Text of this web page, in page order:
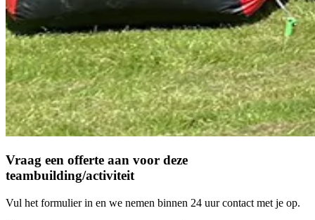
Vraag een offerte aan voor deze
teambuilding/activiteit
Vul het formulier in en we nemen binnen 24 uur contact met je op.